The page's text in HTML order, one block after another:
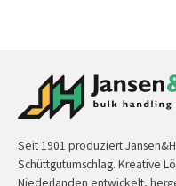
Seit 1901 produziert
Schüttgutumschlag. Kreative
Niederlanden entwickelt,